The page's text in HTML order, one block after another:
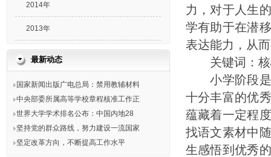
2014年
2013年
最新动态
国家新闻出版广电总局：禁用教辅材料
中央部委所属高等学校章程核准工作正
世界大学学术排名公布：中国内地28
坚持党的群众路线，努力建设一流国家
坚定改革方向，不断提高工作水平
力，对于人生
学有助于在潜
表达能力，从
关键词：核
小学阶段是
十分丰富的优
蕴藏着一定程
找语文素材中
生感悟到优秀